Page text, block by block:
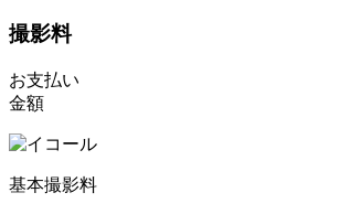
撮影料
お支払い
金額
基本撮影料